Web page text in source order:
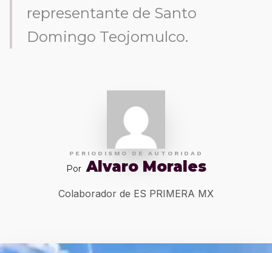
representante de Santo
Domingo Teojomulco.
PERIODISMO DE AUTORIDAD
Por Alvaro Morales
Colaborador de ES PRIMERA MX